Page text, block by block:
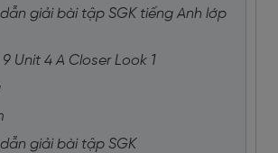
giải bài tập SGK tiếng Anh lớp
Unit 4 A Closer Look 1
giải bài tập SGK